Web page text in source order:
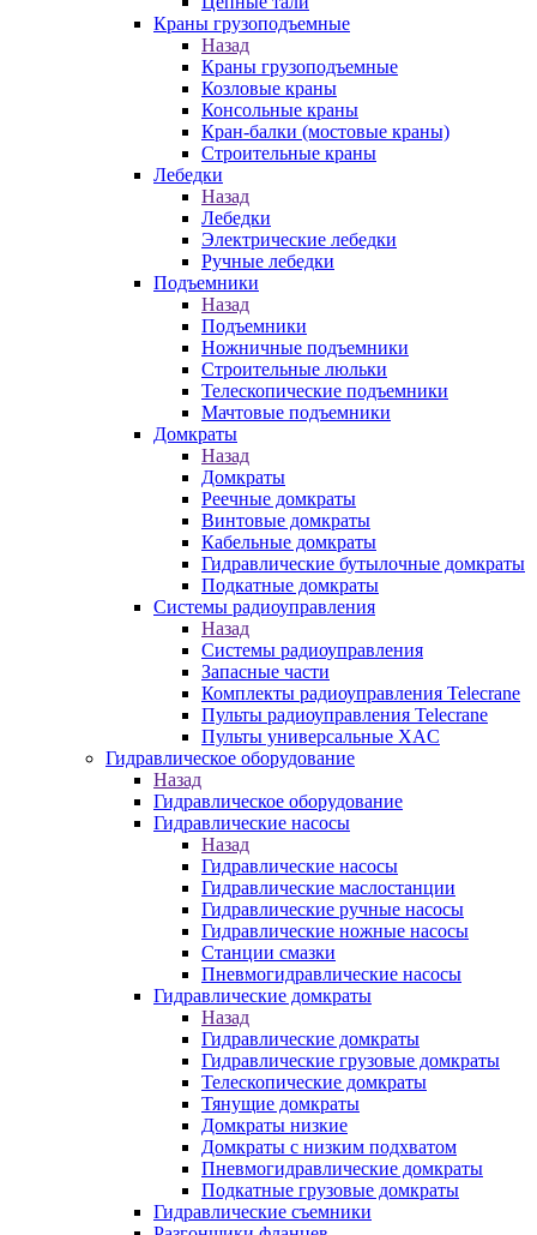
Краны грузоподъемные
Назад
Краны грузоподъемные
Козловые краны
Консольные краны
Кран-балки (мостовые краны)
Строительные краны
Лебедки
Назад
Лебедки
Электрические лебедки
Ручные лебедки
Подъемники
Назад
Подъемники
Ножничные подъемники
Строительные люльки
Телескопические подъемники
Мачтовые подъемники
Домкраты
Назад
Домкраты
Реечные домкраты
Винтовые домкраты
Кабельные домкраты
Гидравлические бутылочные домкраты
Подкатные домкраты
Системы радиоуправления
Назад
Системы радиоуправления
Запасные части
Комплекты радиоуправления Telecrane
Пульты радиоуправления Telecrane
Пульты универсальные XAC
Гидравлическое оборудование
Назад
Гидравлическое оборудование
Гидравлические насосы
Назад
Гидравлические насосы
Гидравлические маслостанции
Гидравлические ручные насосы
Гидравлические ножные насосы
Станции смазки
Пневмогидравлические насосы
Гидравлические домкраты
Назад
Гидравлические домкраты
Гидравлические грузовые домкраты
Телескопические домкраты
Тянущие домкраты
Домкраты низкие
Домкраты с низким подхватом
Пневмогидравлические домкраты
Подкатные грузовые домкраты
Гидравлические съемники